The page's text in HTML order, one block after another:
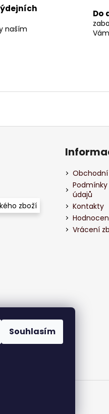
Souhlasím
naším
Do
Vám
zboží
údajů
Kontakty
Vrácení